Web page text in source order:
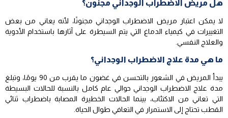
هل مريض الاضطراب الوجداني مجنون؟
لا يمكن اعتبار مريض الاضطراب الوجداني مجنونًا، لأنه يعاني من بعض
التغييرات في كيمياء الدماغ التي يتم السيطرة على آثارها باستخدام الأدوية
والعلاج النفسي.
ما هي مدة علاج الاضطراب الوجداني؟
يبدأ المريض في الشعور بالتحسن في غضون ما يقرب من 90 يومًا، وتبلغ
مدة علاج الاضطراب الوجداني حوالي عام كامل بالنسبة للحالات البسيطة
التي تعاني من الاكتئاب، بينما الحالات الخطيرة المصابة باضطراب ثنائي
القطب تحتاج إلى الاستمرار في التعافي طوال الحياة.